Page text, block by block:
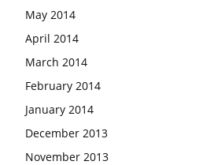
May 2014
April 2014
March 2014
February 2014
January 2014
December 2013
November 2013